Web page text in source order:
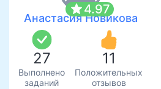
star4.97
Анастасия Новикова
27
Выполнено
заданий
11
Положительных
отзывов